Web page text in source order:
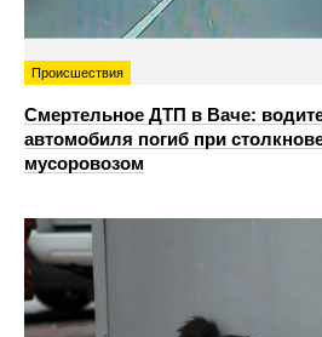
Происшествия
Смертельное ДТП в Ваче:
автомобиля погиб при
мусоровозом